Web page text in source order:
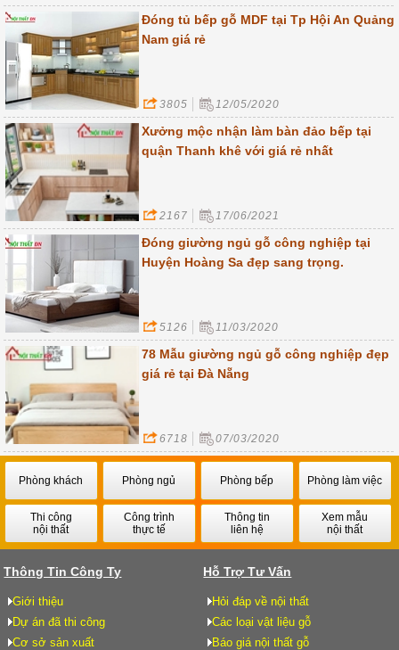
Đóng tủ bếp gỗ MDF tại Tp Hội An Quảng
Nam giá rẻ
3805 12/05/2020
Xưởng mộc nhận làm bàn đảo bếp tại
quận Thanh khê với giá rẻ nhất
2167 17/06/2021
Đóng giường ngủ gỗ công nghiệp tại
Huyện Hoàng Sa đẹp sang trọng.
5126 11/03/2020
78 Mẫu giường ngủ gỗ công nghiệp đẹp
giá rẻ tại Đà Nẵng
6718 07/03/2020
Phòng khách Phòng ngủ Phòng bếp Phòng làm việc
Thi công
nội thất
Công trình
thực tế
Thông tin
liên hệ
Xem mẫu
nội thất
Thông Tin Công Ty
Giới thiệu
Dự án đã thi công
Cơ sở sản xuất
Hỗ Trợ Tư Vấn
Hỏi đáp về nội thất
Các loại vật liệu gỗ
Báo giá nội thất gỗ